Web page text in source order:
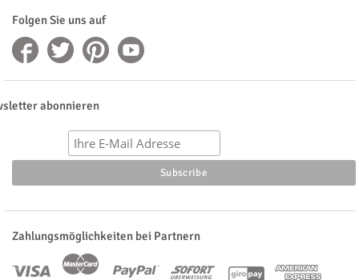
Folgen Sie uns auf
abonnieren
Zahlungsmöglichkeiten bei Partnern